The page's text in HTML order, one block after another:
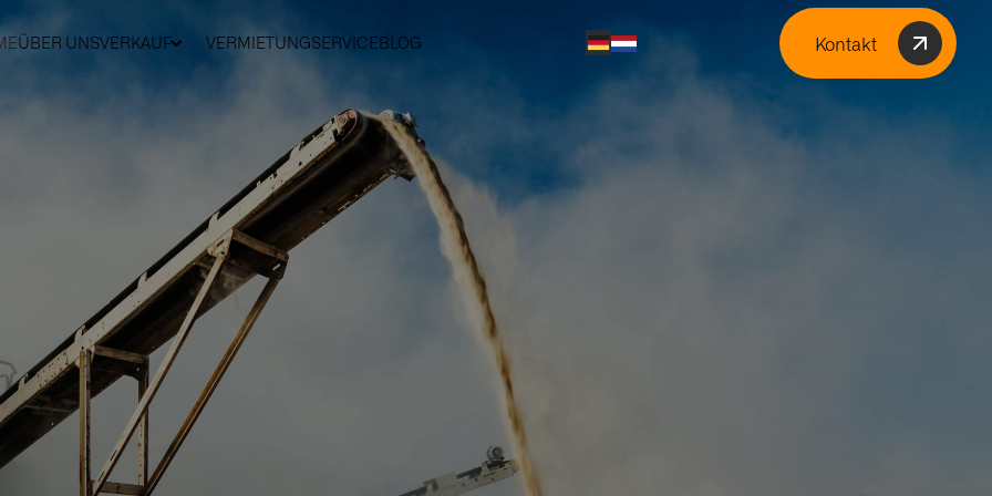
ÜBER UNSVERKAUF VERMIETUNGSERVICEBLOG Kontakt